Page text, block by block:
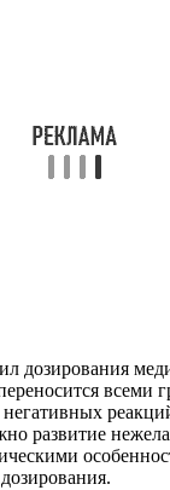
дозирования
всеми
развитие